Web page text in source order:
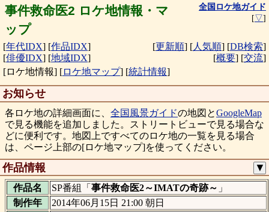
事件救命医2 ロケ地情報・マ
ップ
全国ロケ地ガイド
[▽]
[年代IDX] [作品IDX]
[俳優IDX] [地域IDX]
[更新順] [人気順] [DB検索]
[概要] [交流]
[ロケ地情報] [ロケ地マップ] [統計情報]
お知らせ
各ロケ地の詳細画面に、 全国風景ガイドの地図とGoogleMap
で見る機能を追加しました。ストリートビューで見る場合な
どに便利です。地図上ですべてのロケ地の一覧を見る場合
は、ページ上部の[ロケ地マップ]を使ってください。
作品情報 ▼
作品名 SP番組「 事件救命医2～IMATの奇跡～ 」
制作年
2014年06月15日 21:00 朝日